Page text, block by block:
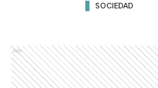
SOCIEDAD
Ads